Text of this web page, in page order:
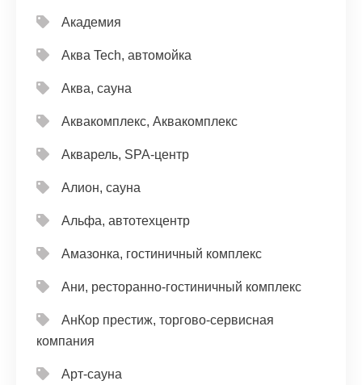
Академия
Аква Tech, автомойка
Аква, сауна
Аквакомплекс, Аквакомплекс
Акварель, SPA-центр
Алион, сауна
Альфа, автотехцентр
Амазонка, гостиничный комплекс
Ани, ресторанно-гостиничный комплекс
АнКор престиж, торгово-сервисная
компания
Арт-сауна